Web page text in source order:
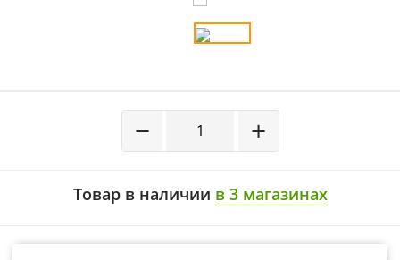
+
−
Товар в наличии в 3 магазинах